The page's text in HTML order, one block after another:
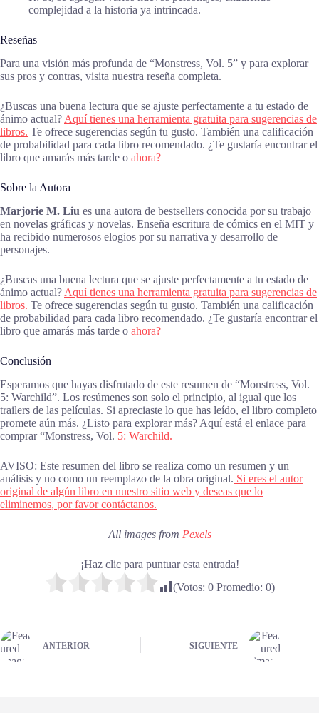
complejidad a la historia ya intrincada.
Reseñas
Para una visión más profunda de “Monstress, Vol. 5” y para explorar
sus pros y contras, visita nuestra reseña completa.
¿Buscas una buena lectura que se ajuste perfectamente a tu estado de
ánimo actual? Aquí tienes una herramienta gratuita para sugerencias de
libros. Te ofrece sugerencias según tu gusto. También una calificación
de probabilidad para cada libro recomendado. ¿Te gustaría encontrar el
libro que amarás más tarde o ahora?
Sobre la Autora
Marjorie M. Liu es una autora de bestsellers conocida por su trabajo
en novelas gráficas y novelas. Enseña escritura de cómics en el MIT y
ha recibido numerosos elogios por su narrativa y desarrollo de
personajes.
¿Buscas una buena lectura que se ajuste perfectamente a tu estado de
ánimo actual? Aquí tienes una herramienta gratuita para sugerencias de
libros. Te ofrece sugerencias según tu gusto. También una calificación
de probabilidad para cada libro recomendado. ¿Te gustaría encontrar el
libro que amarás más tarde o ahora?
Conclusión
Esperamos que hayas disfrutado de este resumen de “Monstress, Vol.
5: Warchild”. Los resúmenes son solo el principio, al igual que los
trailers de las películas. Si apreciaste lo que has leído, el libro completo
promete aún más. ¿Listo para explorar más? Aquí está el enlace para
comprar “Monstress, Vol. 5: Warchild.
AVISO: Este resumen del libro se realiza como un resumen y un
análisis y no como un reemplazo de la obra original. Si eres el autor
original de algún libro en nuestro sitio web y deseas que lo
eliminemos, por favor contáctanos.
All images from Pexels
¡Haz clic para puntuar esta entrada!
(Votos: 0Promedio: 0)
ANTERIOR SIGUIENTE